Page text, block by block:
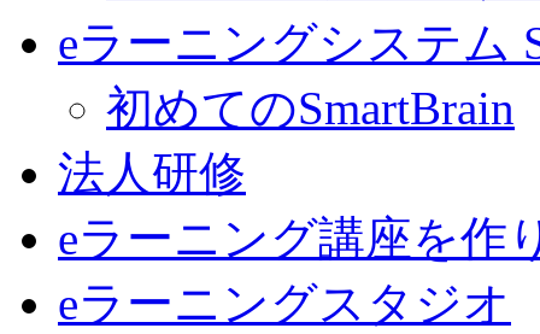
eラーニングシステム
初めてのSmartBrain
法人研修
eラーニング講座を作
eラーニングスタジオ